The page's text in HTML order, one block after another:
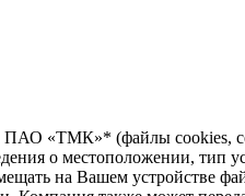
ПАО «ТМК»* (файлы
о местоположении, тип
на Вашем устройстве